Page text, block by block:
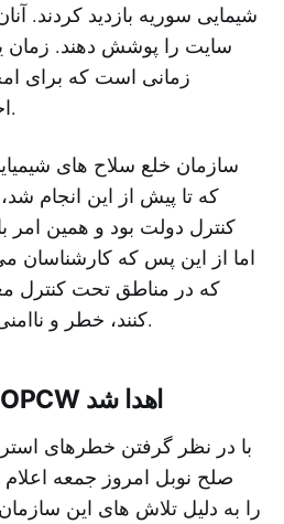
سایت را پوشش دهند. زمان
زمانی است که برای
اختصاص داده شده است.
سازمان خلع سلاح های
که تا پیش از این انجام
کنترل دولت بود و همین امر
اما از این پس که کارشناسان
که در مناطق تحت کنترل
کنند، خطر و ناامنی مسئله بیشتر می شود.
جایزه صلح نوبل به OPCW اهدا شد
با در نظر گرفتن خطرهای
صلح نوبل امروز جمعه